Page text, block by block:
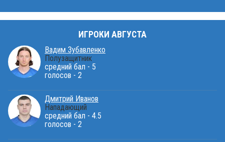
ИГРОКИ АВГУСТА
Вадим Зубавленко
Полузащитник
средний бал - 5
голосов - 2
Дмитрий Иванов
Нападающий
средний бал - 4.5
голосов - 2